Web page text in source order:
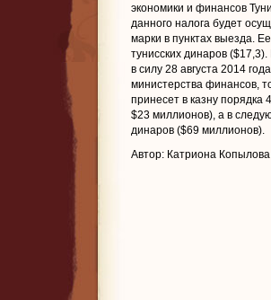
экономики и финансов
данного налога будет
марки в пунктах выезда.
тунисских динаров
в силу 28 августа 2014
министерства финансов,
принесет в казну
$23 миллионов), а в
динаров ($69 миллионов).
Автор: Катриона Копылова